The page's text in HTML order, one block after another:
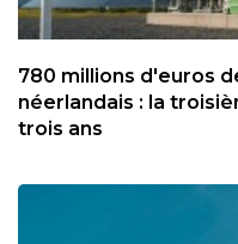
780 millions d'euros
néerlandais : la
trois ans